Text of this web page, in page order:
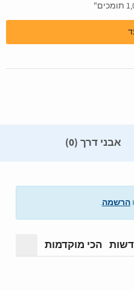
אבני דרך (0)
הרשמה.
הכי מוקדמות